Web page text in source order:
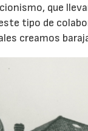
que
tipo de
creamos